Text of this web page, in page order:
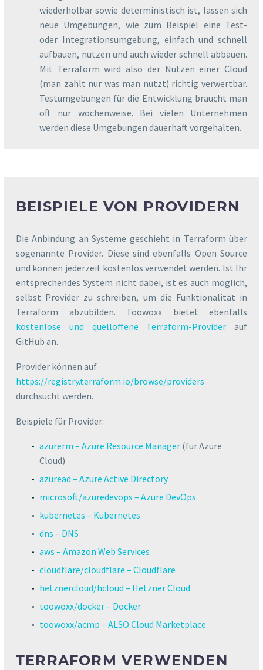
wiederholbar sowie deterministisch ist, lassen sich
neue Umgebungen, wie zum Beispiel eine Test-
oder Integrationsumgebung, einfach und schnell
aufbauen, nutzen und auch wieder schnell abbauen.
Mit Terraform wird also der Nutzen einer Cloud
(man zahlt nur was man nutzt) richtig verwertbar.
Testumgebungen für die Entwicklung braucht man
oft nur wochenweise. Bei vielen Unternehmen
werden diese Umgebungen dauerhaft vorgehalten.
BEISPIELE VON PROVIDERN
Die Anbindung an Systeme geschieht in Terraform über
sogenannte Provider. Diese sind ebenfalls Open Source
und können jederzeit kostenlos verwendet werden. Ist Ihr
entsprechendes System nicht dabei, ist es auch möglich,
selbst Provider zu schreiben, um die Funktionalität in
Terraform abzubilden. Toowoxx bietet ebenfalls
kostenlose und quelloffene Terraform-Provider auf
GitHub an.
Provider können auf
https://registry.terraform.io/browse/providers
durchsucht werden.
Beispiele für Provider:
azurerm – Azure Resource Manager (für Azure
Cloud)
azuread – Azure Active Directory
microsoft/azuredevops – Azure DevOps
kubernetes – Kubernetes
dns – DNS
aws – Amazon Web Services
cloudflare/cloudflare – Cloudflare
hetznercloud/hcloud – Hetzner Cloud
toowoxx/docker – Docker
toowoxx/acmp – ALSO Cloud Marketplace
TERRAFORM VERWENDEN